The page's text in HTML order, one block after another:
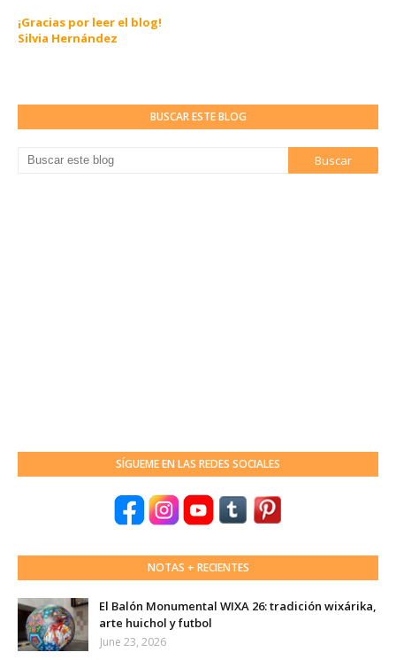
¡Gracias por leer el blog!
Silvia Hernández
BUSCAR ESTE BLOG
SÍGUEME EN LAS REDES SOCIALES
NOTAS + RECIENTES
El Balón Monumental WIXA 26: tradición wixárika,
arte huichol y futbol
June 23, 2026